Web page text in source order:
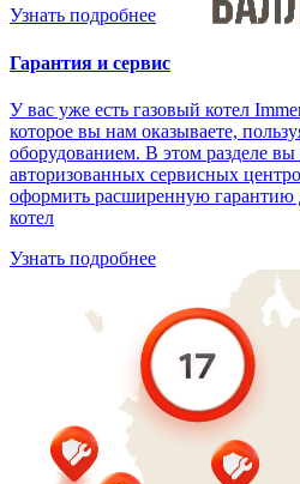
Узнать подробнее
Гарантия и сервис
У вас уже есть газовый котел
которое вы нам оказываете,
оборудованием. В этом разделе вы
авторизованных сервисных
оформить расширенную гарантию
котел
Узнать подробнее